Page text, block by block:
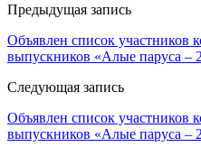
Предыдущая запись
Объявлен список участников
выпускников «Алые паруса –
Следующая запись
Объявлен список участников
выпускников «Алые паруса –